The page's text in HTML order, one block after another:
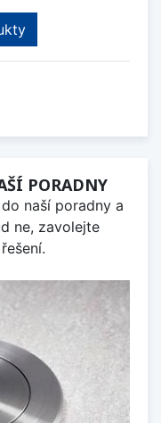
PORADNY
naší poradny a
ne, zavolejte